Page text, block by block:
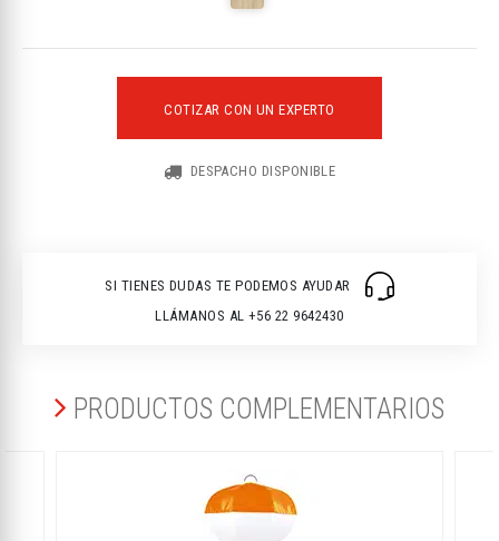
COTIZAR CON UN EXPERTO
DESPACHO DISPONIBLE
SI TIENES DUDAS TE PODEMOS AYUDAR
LLÁMANOS AL +56 22 9642430
PRODUCTOS COMPLEMENTARIOS